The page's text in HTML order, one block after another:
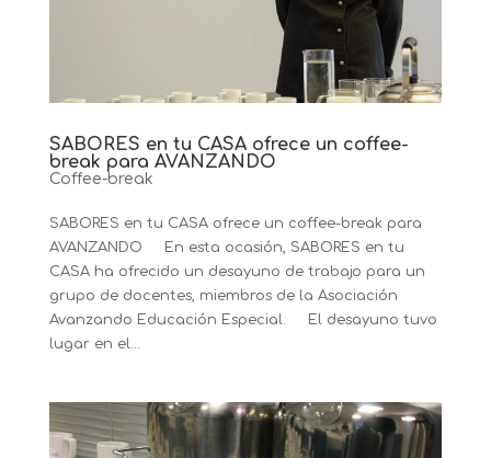
SABORES en tu CASA ofrece un coffee-
break para AVANZANDO
Coffee-break
SABORES en tu CASA ofrece un coffee-break para
AVANZANDO En esta ocasión, SABORES en tu
CASA ha ofrecido un desayuno de trabajo para un
grupo de docentes, miembros de la Asociación
Avanzando Educación Especial. El desayuno tuvo
lugar en el...